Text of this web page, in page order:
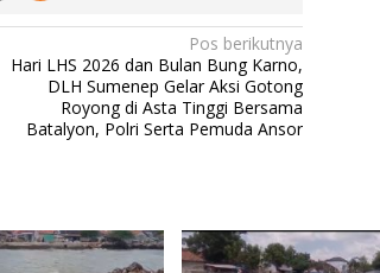
Pos berikutnya
Hari LHS 2026 dan Bulan Bung Karno,
DLH Sumenep Gelar Aksi Gotong
Royong di Asta Tinggi Bersama
Batalyon, Polri Serta Pemuda Ansor